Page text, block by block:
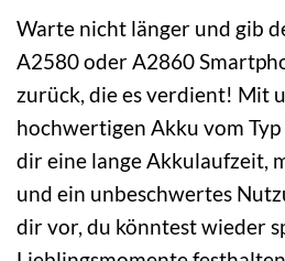
Warte nicht länger und gib
A2580 oder A2860
zurück, die es verdient! Mit
hochwertigen Akku vom
dir eine lange Akkulaufzeit,
und ein unbeschwertes
dir vor, du könntest wieder